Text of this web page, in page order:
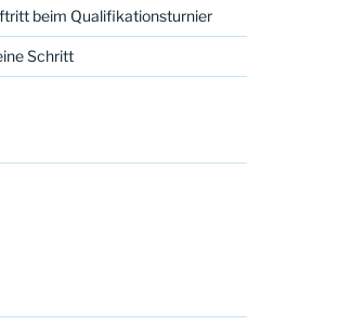
beim Qualifikationsturnier
Schritt